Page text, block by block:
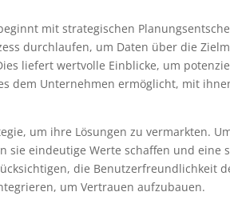
mit strategischen
durchlaufen, um Daten über die
liefert wertvolle Einblicke, um
dem Unternehmen ermöglicht, mit
um ihre Lösungen zu vermarkten.
eindeutige Werte schaffen und eine
die Benutzerfreundlichkeit
um Vertrauen aufzubauen.